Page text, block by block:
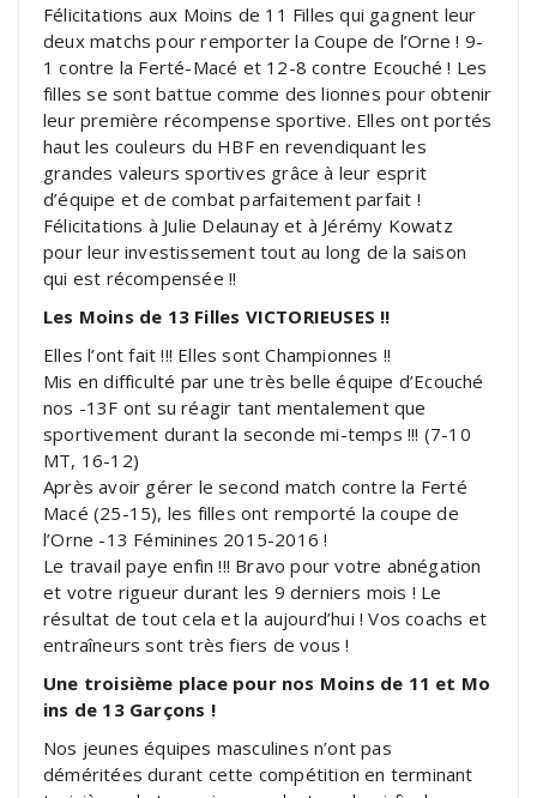
Félicitations aux Moins de 11 Filles qui gagnent leur
deux matchs pour remporter la Coupe de l’Orne ! 9-
1 contre la Ferté-Macé et 12-8 contre Ecouché ! Les
filles se sont battue comme des lionnes pour obtenir
leur première récompense sportive. Elles ont portés
haut les couleurs du HBF en revendiquant les
grandes valeurs sportives grâce à leur esprit
d’équipe et de combat parfaitement parfait !
Félicitations à Julie Delaunay et à Jérémy Kowatz
pour leur investissement tout au long de la saison
qui est récompensée !!
Les Moins de 13 Filles VICTORIEUSES !!
Elles l’ont fait !!! Elles sont Championnes !!
Mis en difficulté par une très belle équipe d’Ecouché
nos -13F ont su réagir tant mentalement que
sportivement durant la seconde mi-temps !!! (7-10
MT, 16-12)
Après avoir gérer le second match contre la Ferté
Macé (25-15), les filles ont remporté la coupe de
l’Orne -13 Féminines 2015-2016 !
Le travail paye enfin !!! Bravo pour votre abnégation
et votre rigueur durant les 9 derniers mois ! Le
résultat de tout cela et la aujourd’hui ! Vos coachs et
entraîneurs sont très fiers de vous !
Une troisième place pour nos Moins de 11 et Mo
ins de 13 Garçons !
Nos jeunes équipes masculines n’ont pas
déméritées durant cette compétition en terminant